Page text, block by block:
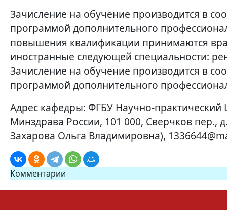
Зачисление на обучение производится в
программой дополнительного
повышения квалификации принимаются
иностранные следующей специальности:
Зачисление на обучение производится в
программой дополнительного
Адрес кафедры: ФГБУ Научно-
Минздрава России, 101 000, Сверчков пер.,
Захарова Ольга Владимировна),
Комментарии